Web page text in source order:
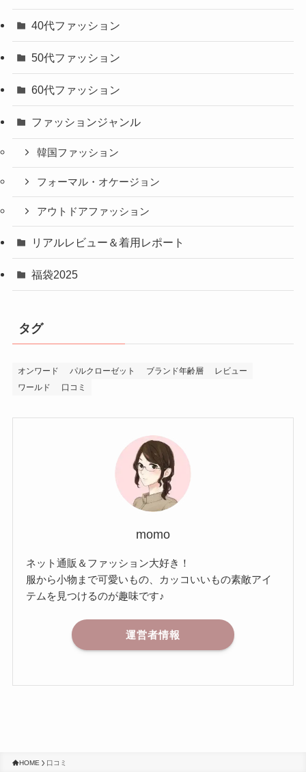
40代ファッション
50代ファッション
60代ファッション
ファッションジャンル
韓国ファッション
フォーマル・オケージョン
アウトドアファッション
リアルレビュー＆着用レポート
福袋2025
タグ
オンワード パルクローゼット ブランド年齢層
レビュー
ワールド
口コミ
momo
ネット通販＆ファッション大好き！
服から小物まで可愛いもの、カッコいいもの素敵アイ
テムを見つけるのが趣味です♪
運営者情報
HOME 口コミ